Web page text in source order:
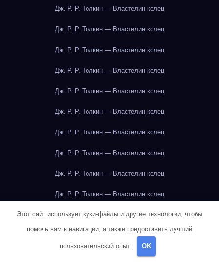
Дж. Р. Р. Толкин — Властелин колец
Дж. Р. Р. Толкин — Властелин колец
Дж. Р. Р. Толкин — Властелин колец
Дж. Р. Р. Толкин — Властелин колец
Дж. Р. Р. Толкин — Властелин колец
Дж. Р. Р. Толкин — Властелин колец
Дж. Р. Р. Толкин — Властелин колец
Дж. Р. Р. Толкин — Властелин колец
Дж. Р. Р. Толкин — Властелин колец
Дж. Р. Р. Толкин — Властелин колец
Дж. Р. Р. Толкин — Властелин колец
Дж. Р. Р. Толкин — Властелин колец
Джейн Остин — Гордость и предубеждение
Этот сайт использует куки-файлы и другие технологии, чтобы
помочь вам в навигации, а также предоставить лучший
пользовательский опыт. OK